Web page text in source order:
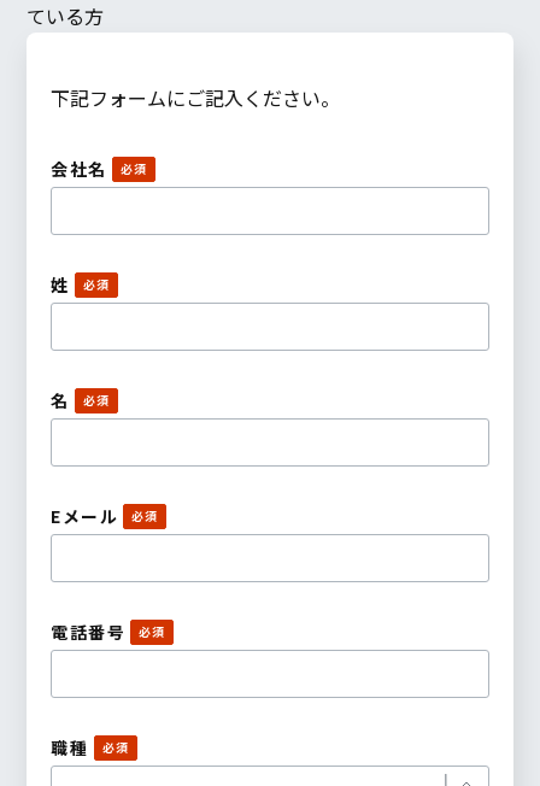
ている方
下記フォームにご記入ください。
会社名
姓
名
Eメール
電話番号
職種